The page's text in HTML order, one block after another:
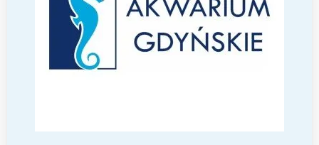
Trójmiasto
Poznań
Wrocław
Południe
Północ
Wszystkie